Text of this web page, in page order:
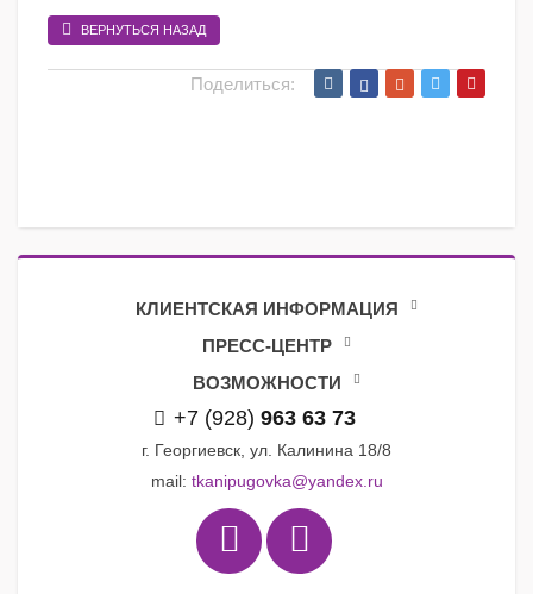
ВЕРНУТЬСЯ НАЗАД
Поделиться:
КЛИЕНТСКАЯ ИНФОРМАЦИЯ
ПРЕСС-ЦЕНТР
ВОЗМОЖНОСТИ
+7 (928) 963 63 73
г. Георгиевск, ул. Калинина 18/8
mail: tkanipugovka@yandex.ru